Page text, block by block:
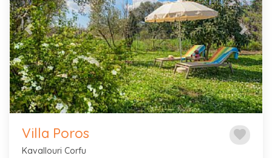
Previous Next
favorite
Villa Poros
Kavallouri Corfu